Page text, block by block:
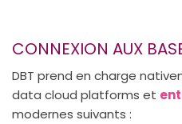
CONNEXION AUX
DBT prend en charge
data cloud platforms et
modernes suivants :